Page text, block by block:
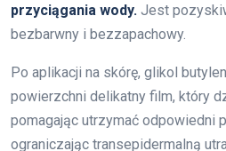
przyciągania wody. Jest
bezbarwny i bezzapachowy.
Po aplikacji na skórę, glikol
powierzchni delikatny film, który
pomagając utrzymać odpowiedni
ograniczając transepidermalną